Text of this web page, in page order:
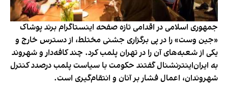
جمهوری اسلامی در اقدامی تازه صفحه اینستاگرام برند پوشاک
«جین وست» را در پی برگزاری جشنی مختلط، از دسترس خارج و
یکی از شعبه‌های آن را در تهران پلمب کرد. چند کافه‌‌دار و شهروند
به ایران‌اینترنشنال گفتند حکومت با سیاست پلمب درصدد کنترل
شهروندان، اعمال فشار بر آنان و انتقام‌گیری است.